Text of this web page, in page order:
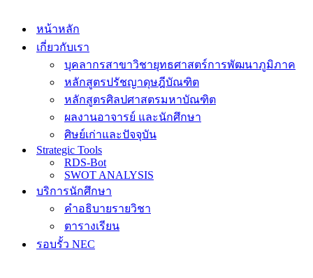
หน้าหลัก
เกี่ยวกับเรา
บุคลากรสาขาวิชายุทธศาสตร์การพัฒนาภูมิภาค
หลักสูตรปรัชญาดุษฎีบัณฑิต
หลักสูตรศิลปศาสตรมหาบัณฑิต
ผลงานอาจารย์ และนักศึกษา
ศิษย์เก่าและปัจจุบัน
Strategic Tools
RDS-Bot
SWOT ANALYSIS
บริการนักศึกษา
คำอธิบายรายวิชา
ตารางเรียน
รอบรั้ว NEC